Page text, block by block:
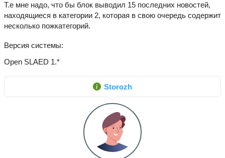
Т.е мне надо, что бы блок выводил 15 последних новостей,
находящиеся в категории 2, которая в свою очередь содержит
несколько пожкатегорий.
Версия системы
Open SLAED 1.*
Storozh